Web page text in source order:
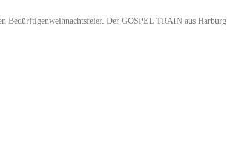
Bedürftigenweihnachtsfeier. Der GOSPEL TRAIN aus